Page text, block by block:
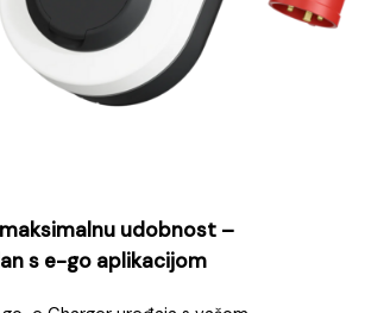
udobnost –
s e-go aplikacijom